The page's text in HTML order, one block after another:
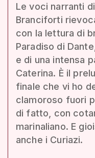
Le voci narranti
Branciforti
con la lettura di
Paradiso di
e di una intensa
Caterina. È il
finale che vi ho
clamoroso fuori
di fatto, con
marinaliano. E
anche i Curiazi.